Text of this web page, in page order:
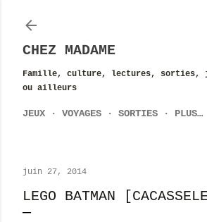
CHEZ MADAME
Famille, culture, lectures, sorties,
ou ailleurs
JEUX VOYAGES SORTIES PLUS…
juin 27, 2014
LEGO BATMAN